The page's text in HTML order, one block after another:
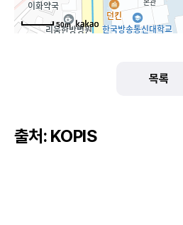
50m
목록
출처: KOPIS